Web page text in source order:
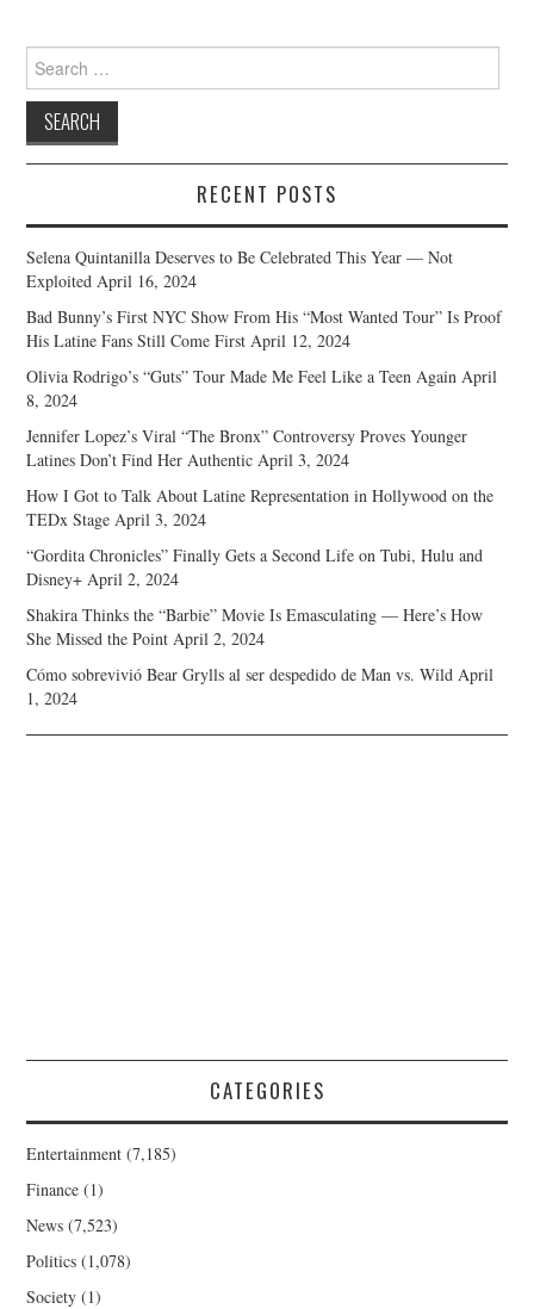
Search
for:
RECENT POSTS
Selena Quintanilla Deserves to Be Celebrated This Year — Not
Exploited April 16, 2024
Bad Bunny’s First NYC Show From His “Most Wanted Tour” Is Proof
His Latine Fans Still Come First April 12, 2024
Olivia Rodrigo’s “Guts” Tour Made Me Feel Like a Teen Again April
8, 2024
Jennifer Lopez’s Viral “The Bronx” Controversy Proves Younger
Latines Don’t Find Her Authentic April 3, 2024
How I Got to Talk About Latine Representation in Hollywood on the
TEDx Stage April 3, 2024
“Gordita Chronicles” Finally Gets a Second Life on Tubi, Hulu and
Disney+ April 2, 2024
Shakira Thinks the “Barbie” Movie Is Emasculating — Here’s How
She Missed the Point April 2, 2024
Cómo sobrevivió Bear Grylls al ser despedido de Man vs. Wild April
1, 2024
CATEGORIES
Entertainment (7,185)
Finance (1)
News (7,523)
Politics (1,078)
Society (1)